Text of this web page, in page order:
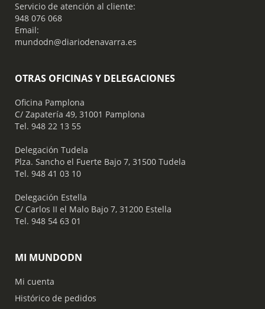
Servicio de atención al cliente:
948 076 068
Email:
mundodn@diariodenavarra.es
OTRAS OFICINAS Y DELEGACIONES
Oficina Pamplona
C/ Zapatería 49, 31001 Pamplona
Tel. 948 22 13 55
​ Delegación Tudela
Plza. Sancho el Fuerte Bajo 7, 31500 Tudela
Tel. 948 41 03 10
​ Delegación Estella
C/ Carlos II el Malo Bajo 7, 31200 Estella
Tel. 948 54 63 01
MI MUNDODN
Mi cuenta
Histórico de pedidos